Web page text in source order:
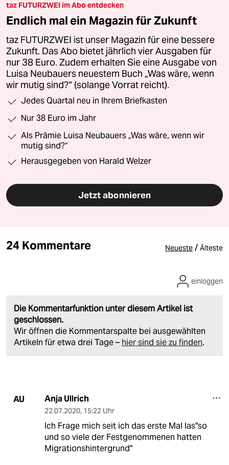
taz FUTURZWEI im Abo entdecken
Endlich mal ein Magazin für Zukunft
taz FUTURZWEI ist unser Magazin für eine bessere
Zukunft. Das Abo bietet jährlich vier Ausgaben für
nur 38 Euro. Zudem erhalten Sie eine Ausgabe von
Luisa Neubauers neuestem Buch „Was wäre, wenn
wir mutig sind?“ (solange Vorrat reicht).
Jedes Quartal neu in Ihrem Briefkasten
Nur 38 Euro im Jahr
Als Prämie Luisa Neubauers „Was wäre, wenn wir
mutig sind?“
Herausgegeben von Harald Welzer
Jetzt abonnieren
24 Kommentare Neueste / Älteste
Die Kommentarfunktion unter diesem Artikel ist
geschlossen.
Wir öffnen die Kommentarspalte bei ausgewählten
Artikeln für etwa drei Tage – hier sind sie zu finden.
einloggen
AU Anja Ullrich
22.07.2020, 15:22 Uhr
Ich Frage mich seit ich das erste Mal las"so
und so viele der Festgenommenen hatten
Migrationshintergrund"